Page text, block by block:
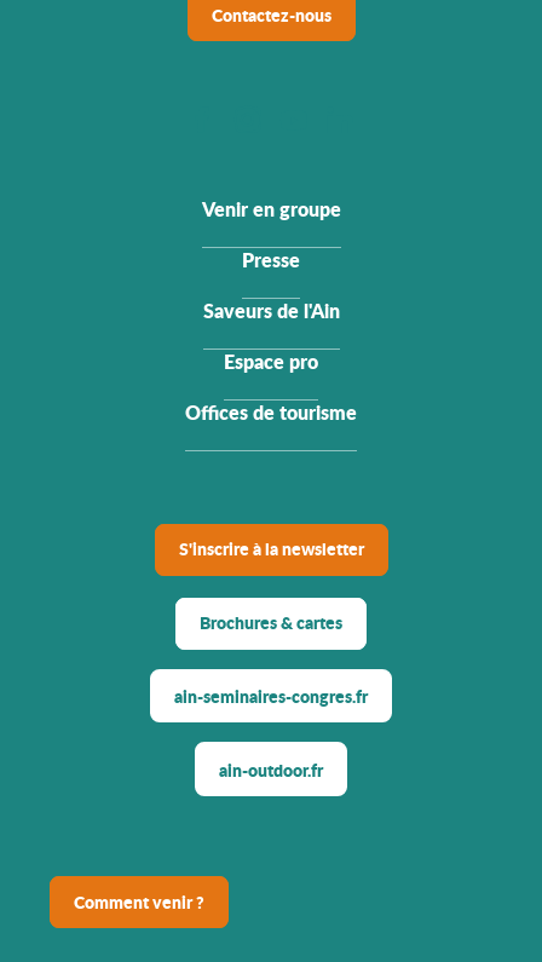
Contactez-nous
Venir en groupe
Presse
Saveurs de l'Ain
Espace pro
Offices de tourisme
S'inscrire à la newsletter
Brochures & cartes
ain-seminaires-congres.fr
ain-outdoor.fr
Comment venir ?